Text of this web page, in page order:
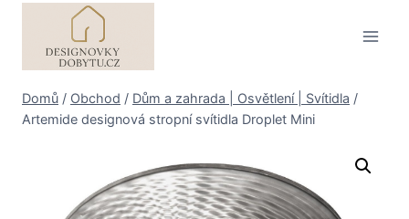
Domů / Obchod / Dům a zahrada | Osvětlení | Svítidla /
Artemide designová stropní svítidla Droplet Mini